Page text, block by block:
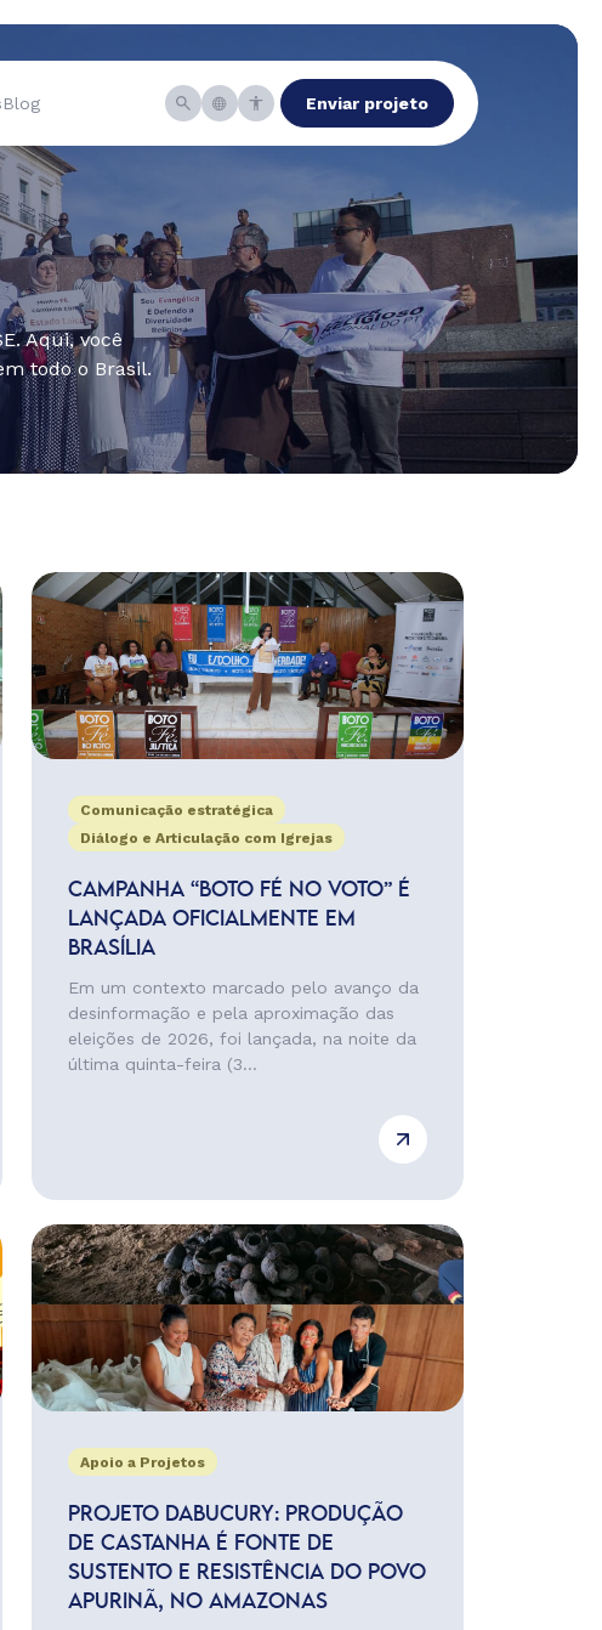
Blog Enviar projeto
Aqui, você
todo o Brasil.
Comunicação estratégica
Diálogo e Articulação com Igrejas
CAMPANHA “BOTO FÉ NO VOTO” É
LANÇADA OFICIALMENTE EM
BRASÍLIA
Em um contexto marcado pelo avanço da
desinformação e pela aproximação das
eleições de 2026, foi lançada, na noite da
última quinta-feira (3...
Apoio a Projetos
PROJETO DABUCURY: PRODUÇÃO
DE CASTANHA É FONTE DE
SUSTENTO E RESISTÊNCIA DO POVO
APURINÃ, NO AMAZONAS